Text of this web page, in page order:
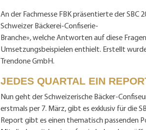
An der Fachmesse FBK präsentierte der
Schweizer Bäckerei-Confiserie-
Branche», welche Antworten auf diese
Umsetzungsbeispielen enthielt. Erstellt
Trendone GmbH.
JEDES QUARTAL EIN
Nun geht der Schweizerische Bäcker-
erstmals per 7. März, gibt es exklusiv für die
Report gibt es einen thematisch passenden